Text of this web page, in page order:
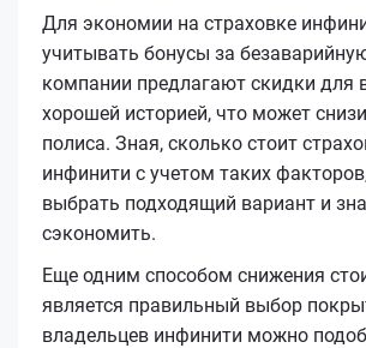
Для экономии на страховке
учитывать бонусы за
компании предлагают скидки для
хорошей историей, что может
полиса. Зная, сколько стоит
инфинити с учетом таких
выбрать подходящий вариант и
сэкономить.
Еще одним способом снижения
является правильный выбор
владельцев инфинити можно